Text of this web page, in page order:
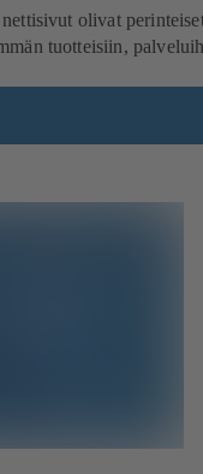
olivat
tuotteisiin,